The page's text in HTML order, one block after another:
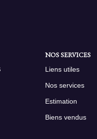
NOS SERVICES
Liens utiles
Nos services
Estimation
Biens vendus